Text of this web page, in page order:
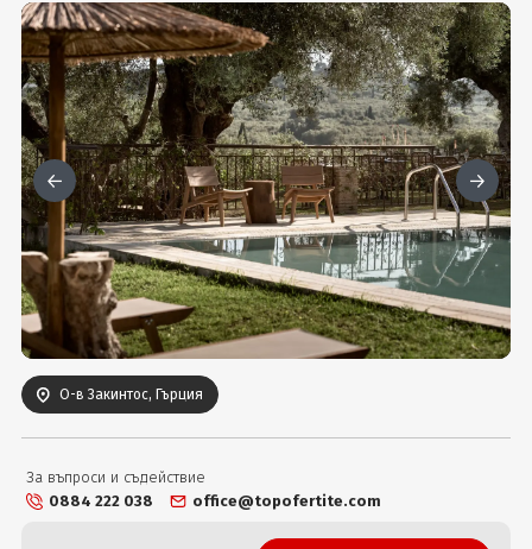
Море
Чужбина
Празници
Турция
Гърция
Услуги
Вход
О-в Закинтос, Гърция
За въпроси и съдействие
0884 222 038
office@topofertite.com